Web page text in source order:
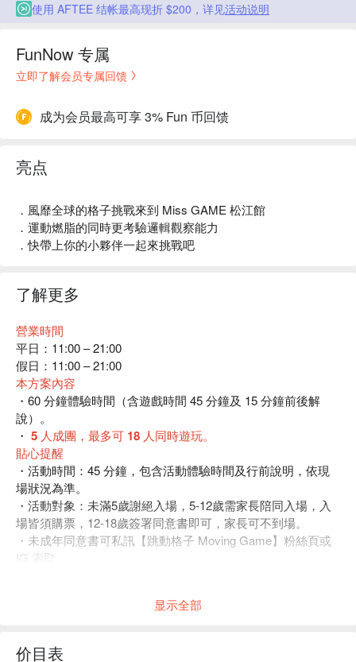
使用 AFTEE 结帐最高现折 $200，详见活动说明
FunNow 专属
立即了解会员专属回馈
成为会员最高可享 3% Fun 币回馈
亮点
．風靡全球的格子挑戰來到 Miss GAME 松江館
．運動燃脂的同時更考驗邏輯觀察能力
．快帶上你的小夥伴一起來挑戰吧
了解更多
營業時間
平日：11:00 – 21:00
假日：11:00 – 21:00
本方案內容
・60 分鐘體驗時間（含遊戲時間 45 分鐘及 15 分鐘前後解
說）。
・ 5 人成團，最多可 18 人同時遊玩。
貼心提醒
・活動時間：45 分鐘，包含活動體驗時間及行前說明，依現
場狀況為準。
・活動對象：未滿5歲謝絕入場， 5-12歲需家長陪同入場，入
場皆須購票， 12-18歲簽署同意書即可，家長可不到場。
・未成年同意書可私訊【跳動格子 Moving Game】粉絲頁或
IG 索取
可攜帶止滑襪子及手套現場更換。
帶進入遊戲空間
显示全部
价目表